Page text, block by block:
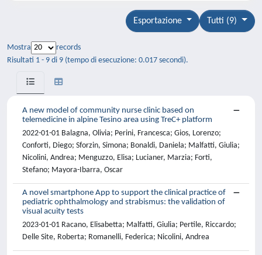
Tutti (9)
Esportazione
Mostra
records
Risultati 1 - 9 di 9 (tempo di esecuzione: 0.017 secondi).
A new model of community nurse clinic based on
telemedicine in alpine Tesino area using TreC+ platform
2022-01-01 Balagna, Olivia; Perini, Francesca; Gios, Lorenzo;
Conforti, Diego; Sforzin, Simona; Bonaldi, Daniela; Malfatti, Giulia;
Nicolini, Andrea; Menguzzo, Elisa; Lucianer, Marzia; Forti,
Stefano; Mayora-Ibarra, Oscar
A novel smartphone App to support the clinical practice of
pediatric ophthalmology and strabismus: the validation of
visual acuity tests
2023-01-01 Racano, Elisabetta; Malfatti, Giulia; Pertile, Riccardo;
Delle Site, Roberta; Romanelli, Federica; Nicolini, Andrea